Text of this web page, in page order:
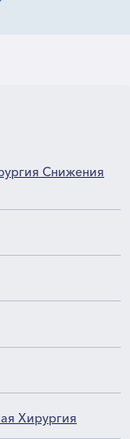
Снижения
Хирургия